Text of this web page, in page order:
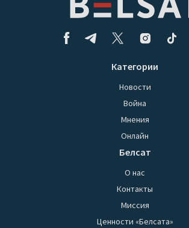
Категории
Новости
Война
Мнения
Онлайн
Белсат
О нас
Контакты
Миссия
Ценности «Белсата»